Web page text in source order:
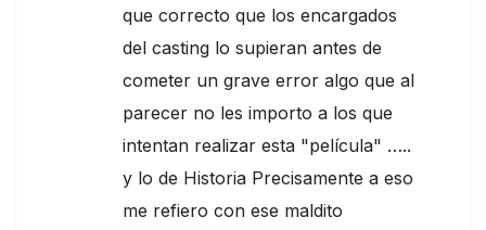
que correcto que los encargados
del casting lo supieran antes de
cometer un grave error algo que al
parecer no les importo a los que
intentan realizar esta "película" …..
y lo de Historia Precisamente a eso
me refiero con ese maldito